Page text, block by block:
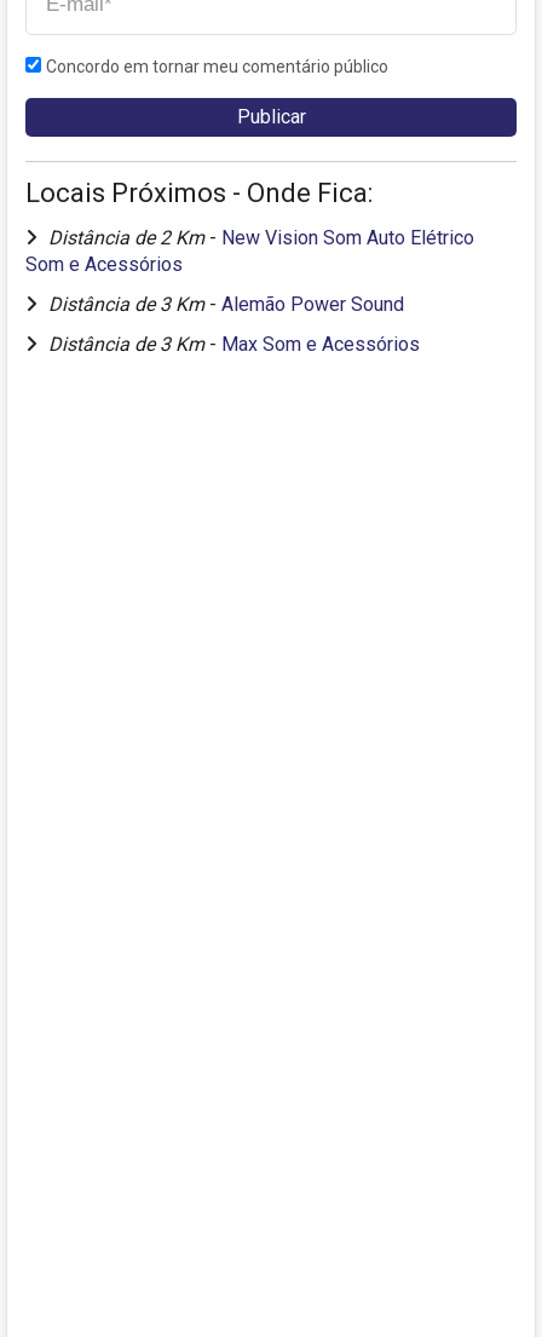
Concordo em tornar meu comentário público
Locais Próximos - Onde Fica:
Distância de 2 Km - New Vision Som Auto Elétrico
Som e Acessórios
Distância de 3 Km - Alemão Power Sound
Distância de 3 Km - Max Som e Acessórios